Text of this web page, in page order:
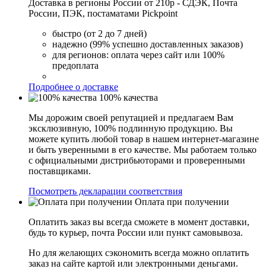
Доставка в регионы России от 210р - СДЭК, Почта
России, ПЭК, постаматами Pickpoint
быстро (от 2 до 7 дней)
надежно (99% успешно доставленных заказов)
для регионов: оплата через сайт или 100%
предоплата
Подробнее о доставке
100% качества
Мы дорожим своей репутацией и предлагаем Вам
эксклюзивную, 100% подлинную продукцию. Вы
можете купить любой товар в нашем интернет-магазине
и быть уверенными в его качестве. Мы работаем только
с официальными дистрибьюторами и проверенными
поставщиками.
Посмотреть декларации соответствия
Оплата при получении
Оплатить заказ вы всегда сможете в момент доставки,
будь то курьер, почта России или пункт самовывоза.
Но для желающих сэкономить всегда можно оплатить
заказ на сайте картой или электронными деньгами.